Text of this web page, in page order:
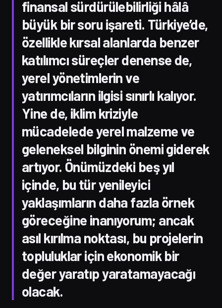
finansal sürdürülebilirliği hâlâ
büyük bir soru işareti. Türkiye’de,
özellikle kırsal alanlarda benzer
katılımcı süreçler denense de,
yerel yönetimlerin ve
yatırımcıların ilgisi sınırlı kalıyor.
Yine de, iklim kriziyle
mücadelede yerel malzeme ve
geleneksel bilginin önemi giderek
artıyor. Önümüzdeki beş yıl
içinde, bu tür yenileyici
yaklaşımların daha fazla örnek
göreceğine inanıyorum; ancak
asıl kırılma noktası, bu projelerin
topluluklar için ekonomik bir
değer yaratıp yaratamayacağı
olacak.